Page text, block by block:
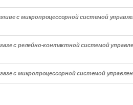
с микропроцессорной системой
с релейно-контактной системой
с микропроцессорной системой